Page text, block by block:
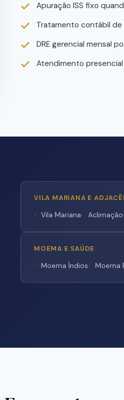
Apuração ISS fixo
Tratamento contábil
DRE gerencial mensal
Atendimento
VILA MARIANA E
Vila Mariana Aclimação
MOEMA E SAÚDE
Moema Índios Moema